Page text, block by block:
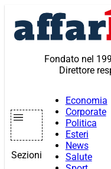
contenuto
Fondato nel
Direttore
Sezioni
Economia
Corporate
Politica
Esteri
News
Salute